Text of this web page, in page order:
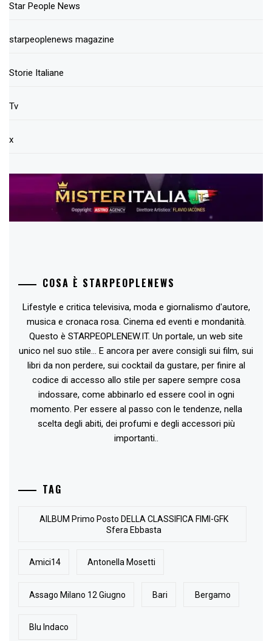
Star People News
starpeoplenews magazine
Storie Italiane
Tv
x
COSA È STARPEOPLENEWS
Lifestyle e critica televisiva, moda e giornalismo d'autore,
musica e cronaca rosa. Cinema ed eventi e mondanità.
Questo è STARPEOPLENEW.IT. Un portale, un web site
unico nel suo stile... E ancora per avere consigli sui film, sui
libri da non perdere, sui cocktail da gustare, per finire al
codice di accesso allo stile per sapere sempre cosa
indossare, come abbinarlo ed essere cool in ogni
momento. Per essere al passo con le tendenze, nella
scelta degli abiti, dei profumi e degli accessori più
importanti..
TAG
AlLBUM Primo Posto DELLA CLASSIFICA FIMI-GFK
Sfera Ebbasta
Amici14 Antonella Mosetti
Assago Milano 12 Giugno Bari Bergamo
Blu Indaco